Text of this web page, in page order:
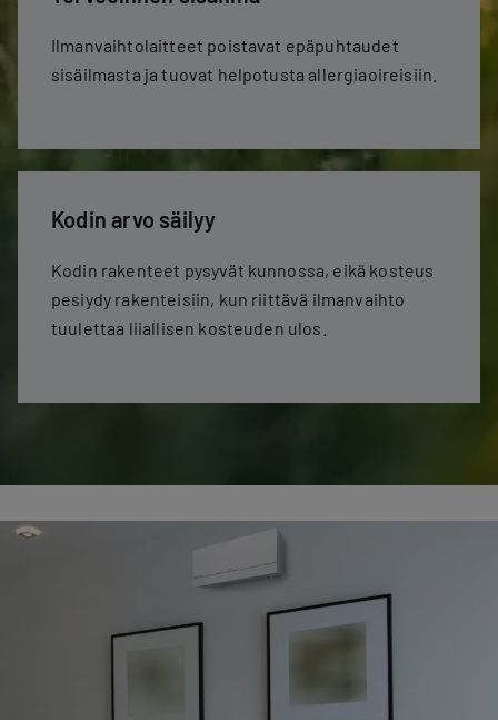
Ilmanvaihtolaitteet poistavat epäpuhtaudet
sisäilmasta ja tuovat helpotusta allergiaoireisiin.
Kodin arvo säilyy
Kodin rakenteet pysyvät kunnossa, eikä kosteus
pesiydy rakenteisiin, kun riittävä ilmanvaihto
tuulettaa liiallisen kosteuden ulos.